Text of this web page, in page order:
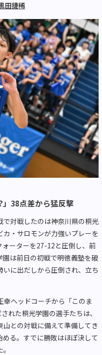
田捷稀
」38点差から猛反撃
対戦したのは神奈川県の桐光
・サロモンが力強いプレーを
ーターを27-12と圧倒し、前
は前日の初戦で明徳義塾を破
に出だしから圧倒され、立ち
幸ヘッドコーチから「このま
れた桐光学園の選手たちは、
との対戦に備えて準備してき
る。すでに勝敗はほぼ決して